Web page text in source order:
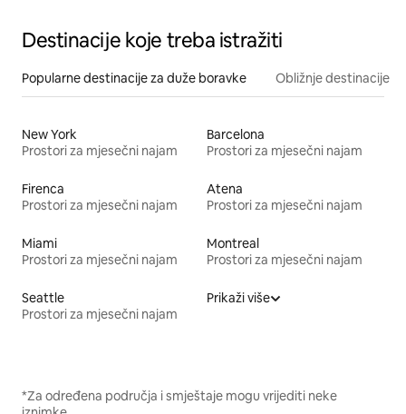
Destinacije koje treba istražiti
Popularne destinacije za duže boravke Obližnje destinacije
New York
Prostori za mjesečni najam
Barcelona
Prostori za mjesečni najam
Firenca
Prostori za mjesečni najam
Atena
Prostori za mjesečni najam
Miami
Prostori za mjesečni najam
Montreal
Prostori za mjesečni najam
Seattle
Prostori za mjesečni najam
Prikaži više
*Za određena područja i smještaje mogu vrijediti neke